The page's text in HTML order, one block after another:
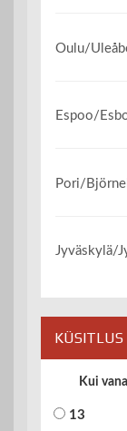
Oulu/
Espoo/
Pori/
Jyväskylä/
KÜSITLUS
Kui
13